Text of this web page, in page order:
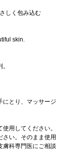
しく包み込む
skin.
にとり、マッサージ
用してください。
さい。そのまま使用
膚科専門医にご相談